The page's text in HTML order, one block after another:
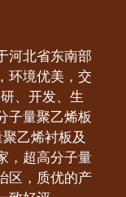
河北省东南部
环境优美，交
、开发、生
子量聚乙烯板
乙烯衬板及
，超高分子量
区，质优的产